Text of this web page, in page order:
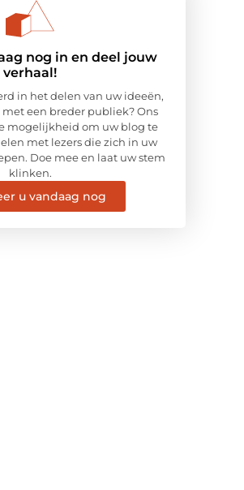
nog in en deel jouw
verhaal!
in het delen van uw ideeën,
een breder publiek? Ons
mogelijkheid om uw blog te
met lezers die zich in uw
Doe mee en laat uw stem
klinken.
u vandaag nog